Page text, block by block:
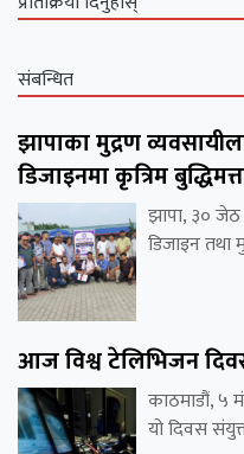
संबन्धित
झापाका मुद्रण
डिजाइनमा कृत्रिम
झापा, ३० जेठ
डिजाइन तथा
आज विश्व टेलिभिजन
काठमाडौं, ५
यो दिवस